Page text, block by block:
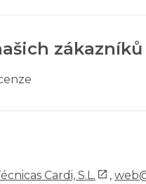
zákazníků
Cardi, S.L. ,